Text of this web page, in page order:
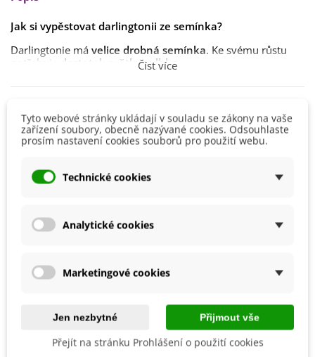
Jak si vypěstovat darlingtonii ze semínka?
Darlingtonie má velice drobná semínka. Ke svému růstu
potřebuje
dostatek světla avlhka
Dále darlingtonie vyžadujedobře propustnýsubstrát, spíše
Semena nejprvenecháme projít studenou
stratifikací.Vyséváme na povrchsubstrátu pro masožravé
rostlinyceloročně, nezasypáváme.
Semena klíčí přibližněpo měsíci od výsevu
maximální zálivkaa zajištění
1–5 °C.
Číst více
Výsev
Celoročně
Stanoviště
BIO Kvalita
Ne
Výrobce
SemenaOnline
Mohlo by se také hodit
Tyto webové stránky ukládají v souladu se zákony na vaše
zařízení soubory, obecně nazývané cookies. Odsouhlaste
prosím nastavení cookies souborů pro použití webu.
Technické cookies
Analytické cookies
Marketingové cookies
Jen nezbytné Přijmout vše
Přejít na stránku Prohlášení o použití cookies